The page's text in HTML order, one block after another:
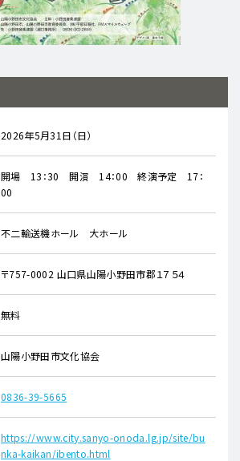
2026年5月31日（日）
開場 13：30 開演 14：00 終演予定 17：
00
不二輸送機ホール 大ホール
〒757-0002 山口県山陽小野田市郡１７５４
無料
山陽小野田市文化協会
0836-39-5665
https://www.city.sanyo-onoda.lg.jp/site/bu
nka-kaikan/ibento.html